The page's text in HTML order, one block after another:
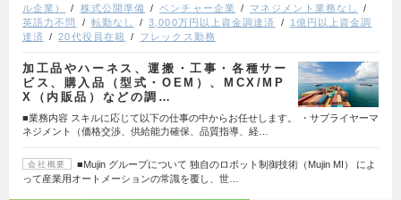
ル企業）
株式公開準備 ベンチャー企業
マネジメント業務なし
英語力不問
転勤なし 3,000万円以上資金調達済
1億円以上資金調
達済
20代役員在籍 フレックス勤務
加工品やハーネス、運搬・工事・各種サー
ビス、購入品（型式・OEM）、MCX/MP
X（内販品）などの調…
■業務内容 スキルに応じて以下の仕事の中からお任せします。 ・サプライヤーマ
ネジメント（価格交渉、供給能力確保、品質指導、経…
会社概要
■Mujin グループについて 独自のロボット制御技術（Mujin MI） によ
って産業用オートメーションの常識を覆し、世…